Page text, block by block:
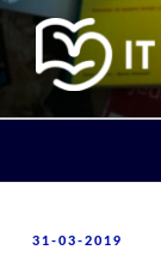
Skip
content
IT
POSTED
31-03-2019